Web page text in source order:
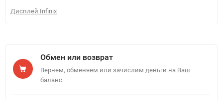
Дисплей Infinix
Обмен или возврат
Вернем, обменяем или зачислим деньги на Ваш
баланс